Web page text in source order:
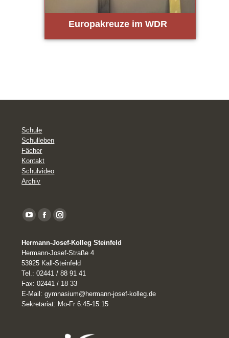
Euro­pa­kreu­ze im WDR
Schule
Schulleben
Fächer
Kontakt
Schulvideo
Archiv
YouTube
opens
in
new
window
FacebookInstagram
Hermann-Josef-Kolleg Steinfeld
Hermann-Josef-Straße 4
53925 Kall-Steinfeld
Tel.: 02441 / 88 91 41
Fax: 02441 / 18 33
E-Mail: gymnasium@hermann-josef-kolleg.de
Sekretariat: Mo-Fr 6:45-15:15